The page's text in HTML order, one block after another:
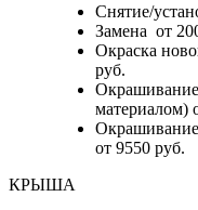
Снятие/
Замена от
Окраска
руб.
материалом)
от 9550 руб.
КРЫША